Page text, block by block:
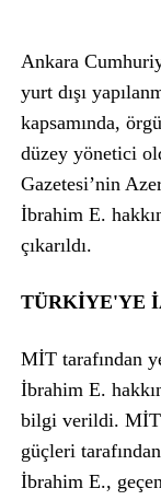
Ankara
yurt dışı
kapsamında,
düzey yönetici
Gazetesi’nin
İbrahim E.
çıkarıldı.
TÜRKİYE'YE
MİT tarafından
İbrahim E.
bilgi verildi.
güçleri
İbrahim E.,